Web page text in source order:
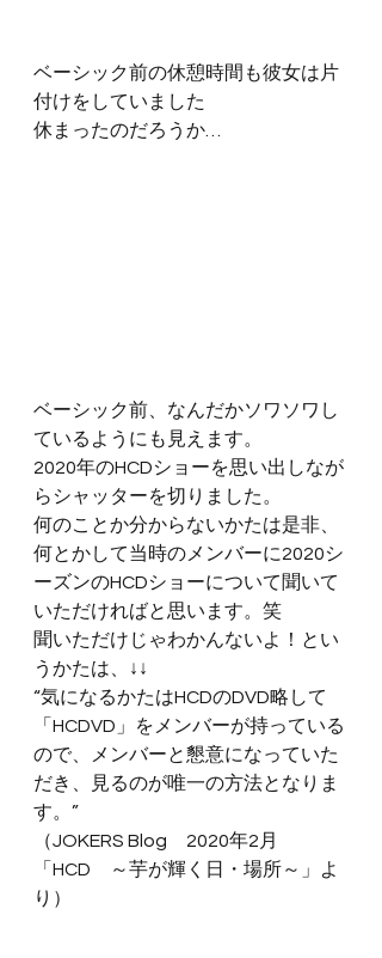
ベーシック前の休憩時間も彼女は片
付けをしていました
休まったのだろうか…
ベーシック前、なんだかソワソワし
ているようにも見えます。
2020年のHCDショーを思い出しなが
らシャッターを切りました。
何のことか分からないかたは是非、
何とかして当時のメンバーに2020シ
ーズンのHCDショーについて聞いて
いただければと思います。笑
聞いただけじゃわかんないよ！とい
うかたは、↓↓
“気になるかたはHCDのDVD略して
「HCDVD」をメンバーが持っている
ので、メンバーと懇意になっていた
だき、見るのが唯一の方法となりま
す。”
（JOKERS Blog　2020年2月
「HCD　～芋が輝く日・場所～」よ
り）